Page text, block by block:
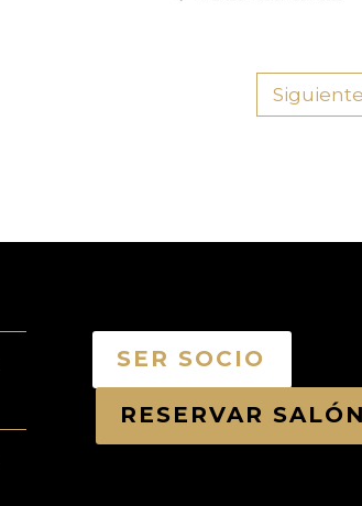
SER SOCIO
RESERVAR SALÓN